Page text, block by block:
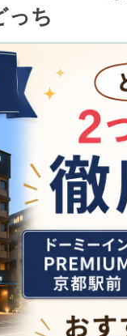
っち